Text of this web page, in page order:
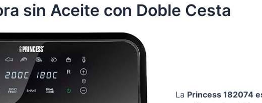
sin Aceite con Doble Cesta
La Princess 182074